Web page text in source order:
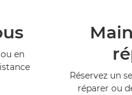
en
Réservez un
réparer ou